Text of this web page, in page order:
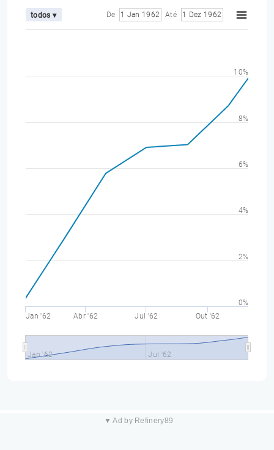
todos ▾ De 1 Jan 1962 Até 1 Dez 1962
Jan '62 Abr '62 Jul '62 Out '62
Jan '62 Jul '62
0%
2%
4%
6%
8%
10%
▼ Ad by Refinery89